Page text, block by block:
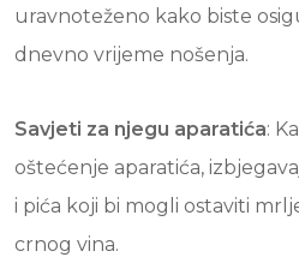
uravnoteženo kako biste
dnevno vrijeme nošenja.
Savjeti za njegu aparatića:
oštećenje aparatića,
i pića koji bi mogli ostaviti
crnog vina.